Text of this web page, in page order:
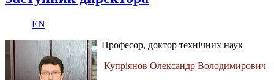
EN
Професор, доктор технічних наук
Купріянов Олександр Володимирович